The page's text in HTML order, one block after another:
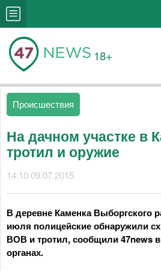
18+
Происшествия
На дачном участке в
тротил и оружие
14:10 09.07.2015
В деревне Каменка Выборгского
июля полицейские обнаружили
ВОВ и тротил, сообщили 47news
органах.